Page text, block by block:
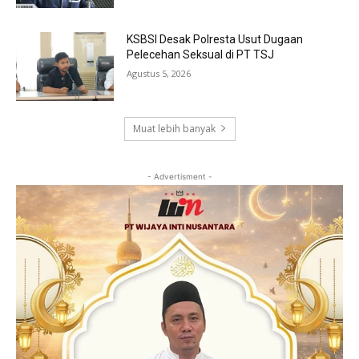
KSBSI Desak Polresta Usut Dugaan
Pelecehan Seksual di PT TSJ
Agustus 5, 2026
Muat lebih banyak
- Advertisment -